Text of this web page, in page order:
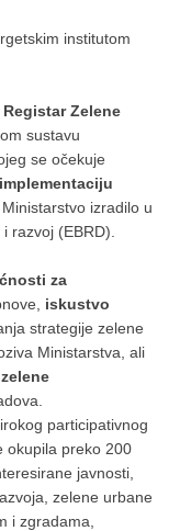
institutom
Registar Zelene
sustavu
se očekuje
izradilo u
razvoj (EBRD).
za
iskustvo
strategije zelene
Ministarstva, ali
participativnog
okupila preko 200
javnosti,
zelene urbane
i zgradama,